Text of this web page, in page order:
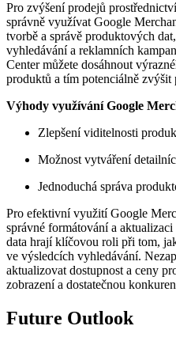
Pro zvýšení prodejů
správně využívat Google
tvorbě a správě produktových
vyhledávání a reklamních
Center můžete dosáhnout
produktů a tím potenciálně zvýšit
Výhody využívání Google
Zlepšení viditelnosti
Možnost vytváření
Jednoduchá správa
Pro efektivní využití Google
správné formátování a
data hrají klíčovou roli při tom,
ve výsledcích vyhledávání.
aktualizovat dostupnost a ceny
zobrazení a dostatečnou
Future Outlook